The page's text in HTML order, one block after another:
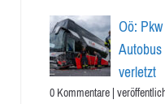
Oö:
verletzt
0 Kommentare|